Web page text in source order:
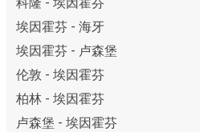
埃因霍芬 - 海牙
埃因霍芬 - 卢森堡
伦敦 - 埃因霍芬
柏林 - 埃因霍芬
卢森堡 - 埃因霍芬